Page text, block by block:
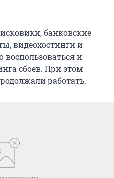
банковские
видеохостинги и
воспользоваться и
сбоев. При этом
работать.